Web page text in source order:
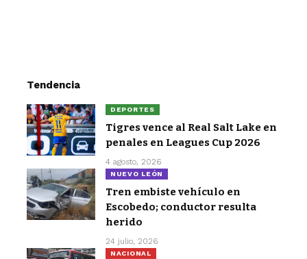
Tendencia
DEPORTES
Tigres vence al Real Salt Lake en
penales en Leagues Cup 2026
4 agosto, 2026
NUEVO LEÓN
Tren embiste vehículo en
Escobedo; conductor resulta
herido
24 julio, 2026
NACIONAL